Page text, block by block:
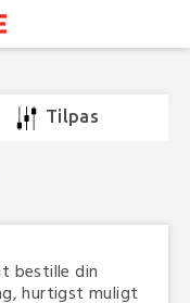
Tilpas
bestille din
hurtigst muligt